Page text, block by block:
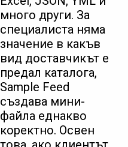
много други. За
специалиста няма
значение в какъв
вид доставчикът е
предал каталога,
Sample Feed
създава мини-
файла еднакво
коректно. Освен